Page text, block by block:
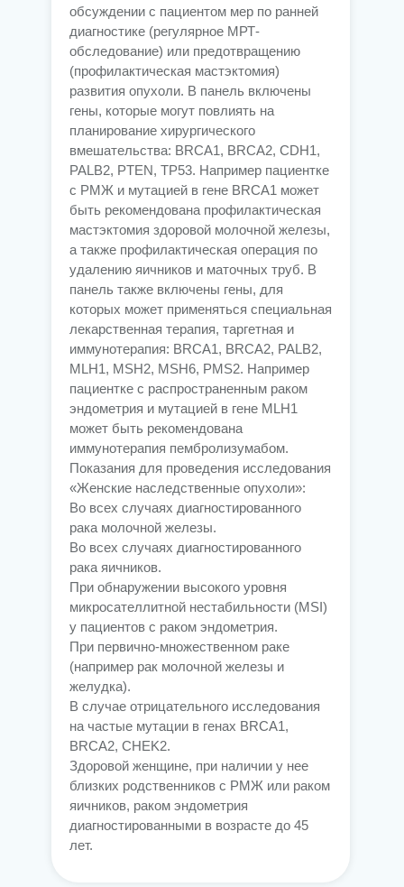
обсуждении с пациентом мер по ранней
диагностике (регулярное МРТ-
обследование) или предотвращению
(профилактическая мастэктомия)
развития опухоли. В панель включены
гены, которые могут повлиять на
планирование хирургического
вмешательства: BRCA1, BRCA2, CDH1,
PALB2, PTEN, TP53. Например пациентке
с РМЖ и мутацией в гене BRCA1 может
быть рекомендована профилактическая
мастэктомия здоровой молочной железы,
а также профилактическая операция по
удалению яичников и маточных труб. В
панель также включены гены, для
которых может применяться специальная
лекарственная терапия, таргетная и
иммунотерапия: BRCA1, BRCA2, PALB2,
MLH1, MSH2, MSH6, PMS2. Например
пациентке с распространенным раком
эндометрия и мутацией в гене MLH1
может быть рекомендована
иммунотерапия пембролизумабом.
Показания для проведения исследования
«Женские наследственные опухоли»:
Во всех случаях диагностированного
рака молочной железы.
Во всех случаях диагностированного
рака яичников.
При обнаружении высокого уровня
микросателлитной нестабильности (MSI)
у пациентов с раком эндометрия.
При первично-множественном раке
(например рак молочной железы и
желудка).
В случае отрицательного исследования
на частые мутации в генах BRCA1,
BRCA2, CHEK2.
Здоровой женщине, при наличии у нее
близких родственников с РМЖ или раком
яичников, раком эндометрия
диагностированными в возрасте до 45
лет.